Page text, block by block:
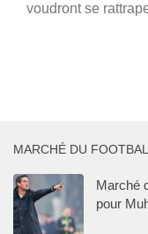
voudront se
MARCHÉ DU
Marché
pour